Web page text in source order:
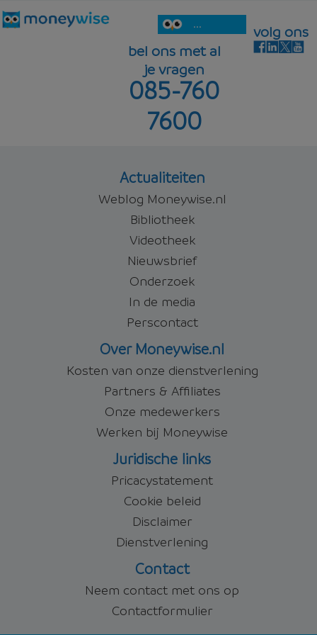
...
bel ons met al
je vragen
085-760
7600
volg ons
Actualiteiten
Weblog Moneywise.nl
Bibliotheek
Videotheek
Nieuwsbrief
Onderzoek
In de media
Perscontact
Over Moneywise.nl
Kosten van onze dienstverlening
Partners & Affiliates
Onze medewerkers
Werken bij Moneywise
Juridische links
Pricacystatement
Cookie beleid
Disclaimer
Dienstverlening
Contact
Neem contact met ons op
Contactformulier